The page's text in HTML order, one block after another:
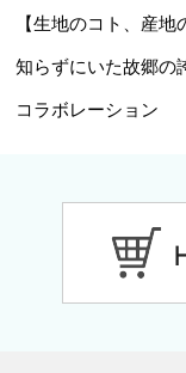
【生地のコト、産地
知らずにいた故郷の
コラボレーション